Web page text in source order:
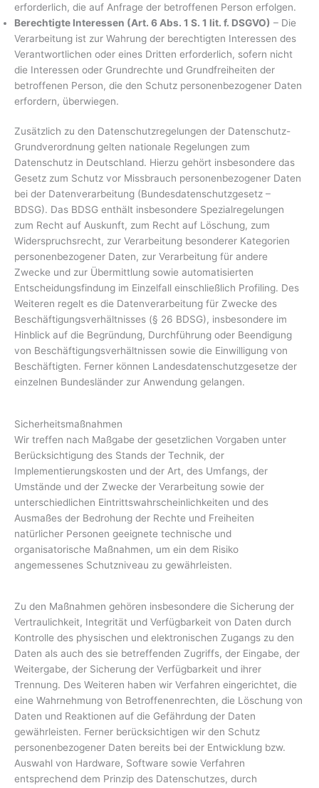
erforderlich, die auf Anfrage der betroffenen Person erfolgen.
Berechtigte Interessen (Art. 6 Abs. 1 S. 1 lit. f. DSGVO) – Die
Verarbeitung ist zur Wahrung der berechtigten Interessen des
Verantwortlichen oder eines Dritten erforderlich, sofern nicht
die Interessen oder Grundrechte und Grundfreiheiten der
betroffenen Person, die den Schutz personenbezogener Daten
erfordern, überwiegen.
Zusätzlich zu den Datenschutzregelungen der Datenschutz-
Grundverordnung gelten nationale Regelungen zum
Datenschutz in Deutschland. Hierzu gehört insbesondere das
Gesetz zum Schutz vor Missbrauch personenbezogener Daten
bei der Datenverarbeitung (Bundesdatenschutzgesetz –
BDSG). Das BDSG enthält insbesondere Spezialregelungen
zum Recht auf Auskunft, zum Recht auf Löschung, zum
Widerspruchsrecht, zur Verarbeitung besonderer Kategorien
personenbezogener Daten, zur Verarbeitung für andere
Zwecke und zur Übermittlung sowie automatisierten
Entscheidungsfindung im Einzelfall einschließlich Profiling. Des
Weiteren regelt es die Datenverarbeitung für Zwecke des
Beschäftigungsverhältnisses (§ 26 BDSG), insbesondere im
Hinblick auf die Begründung, Durchführung oder Beendigung
von Beschäftigungsverhältnissen sowie die Einwilligung von
Beschäftigten. Ferner können Landesdatenschutzgesetze der
einzelnen Bundesländer zur Anwendung gelangen.
Sicherheitsmaßnahmen
Wir treffen nach Maßgabe der gesetzlichen Vorgaben unter
Berücksichtigung des Stands der Technik, der
Implementierungskosten und der Art, des Umfangs, der
Umstände und der Zwecke der Verarbeitung sowie der
unterschiedlichen Eintrittswahrscheinlichkeiten und des
Ausmaßes der Bedrohung der Rechte und Freiheiten
natürlicher Personen geeignete technische und
organisatorische Maßnahmen, um ein dem Risiko
angemessenes Schutzniveau zu gewährleisten.
Zu den Maßnahmen gehören insbesondere die Sicherung der
Vertraulichkeit, Integrität und Verfügbarkeit von Daten durch
Kontrolle des physischen und elektronischen Zugangs zu den
Daten als auch des sie betreffenden Zugriffs, der Eingabe, der
Weitergabe, der Sicherung der Verfügbarkeit und ihrer
Trennung. Des Weiteren haben wir Verfahren eingerichtet, die
eine Wahrnehmung von Betroffenenrechten, die Löschung von
Daten und Reaktionen auf die Gefährdung der Daten
gewährleisten. Ferner berücksichtigen wir den Schutz
personenbezogener Daten bereits bei der Entwicklung bzw.
Auswahl von Hardware, Software sowie Verfahren
entsprechend dem Prinzip des Datenschutzes, durch